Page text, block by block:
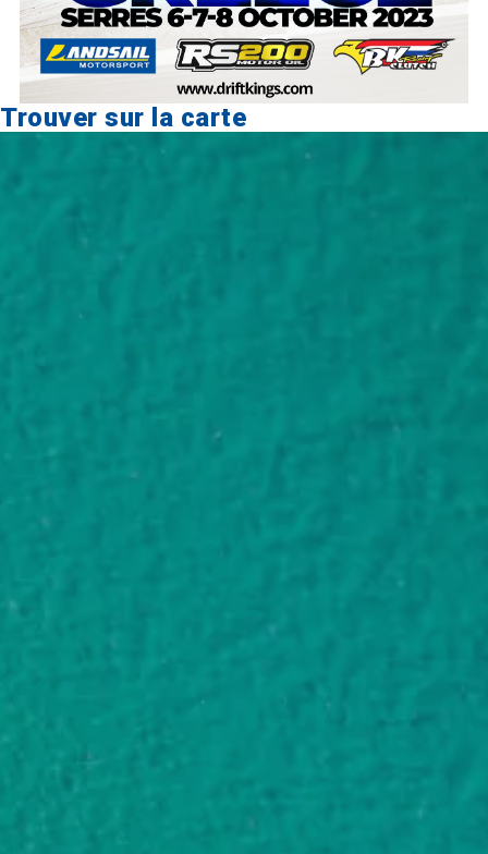
Trouver sur la carte